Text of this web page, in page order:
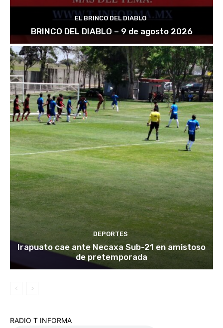
EL BRINCO DEL DIABLO
BRINCO DEL DIABLO – 9 de agosto 2026
DEPORTES
Irapuato cae ante Necaxa Sub-21 en amistoso
de pretemporada
RADIO T INFORMA